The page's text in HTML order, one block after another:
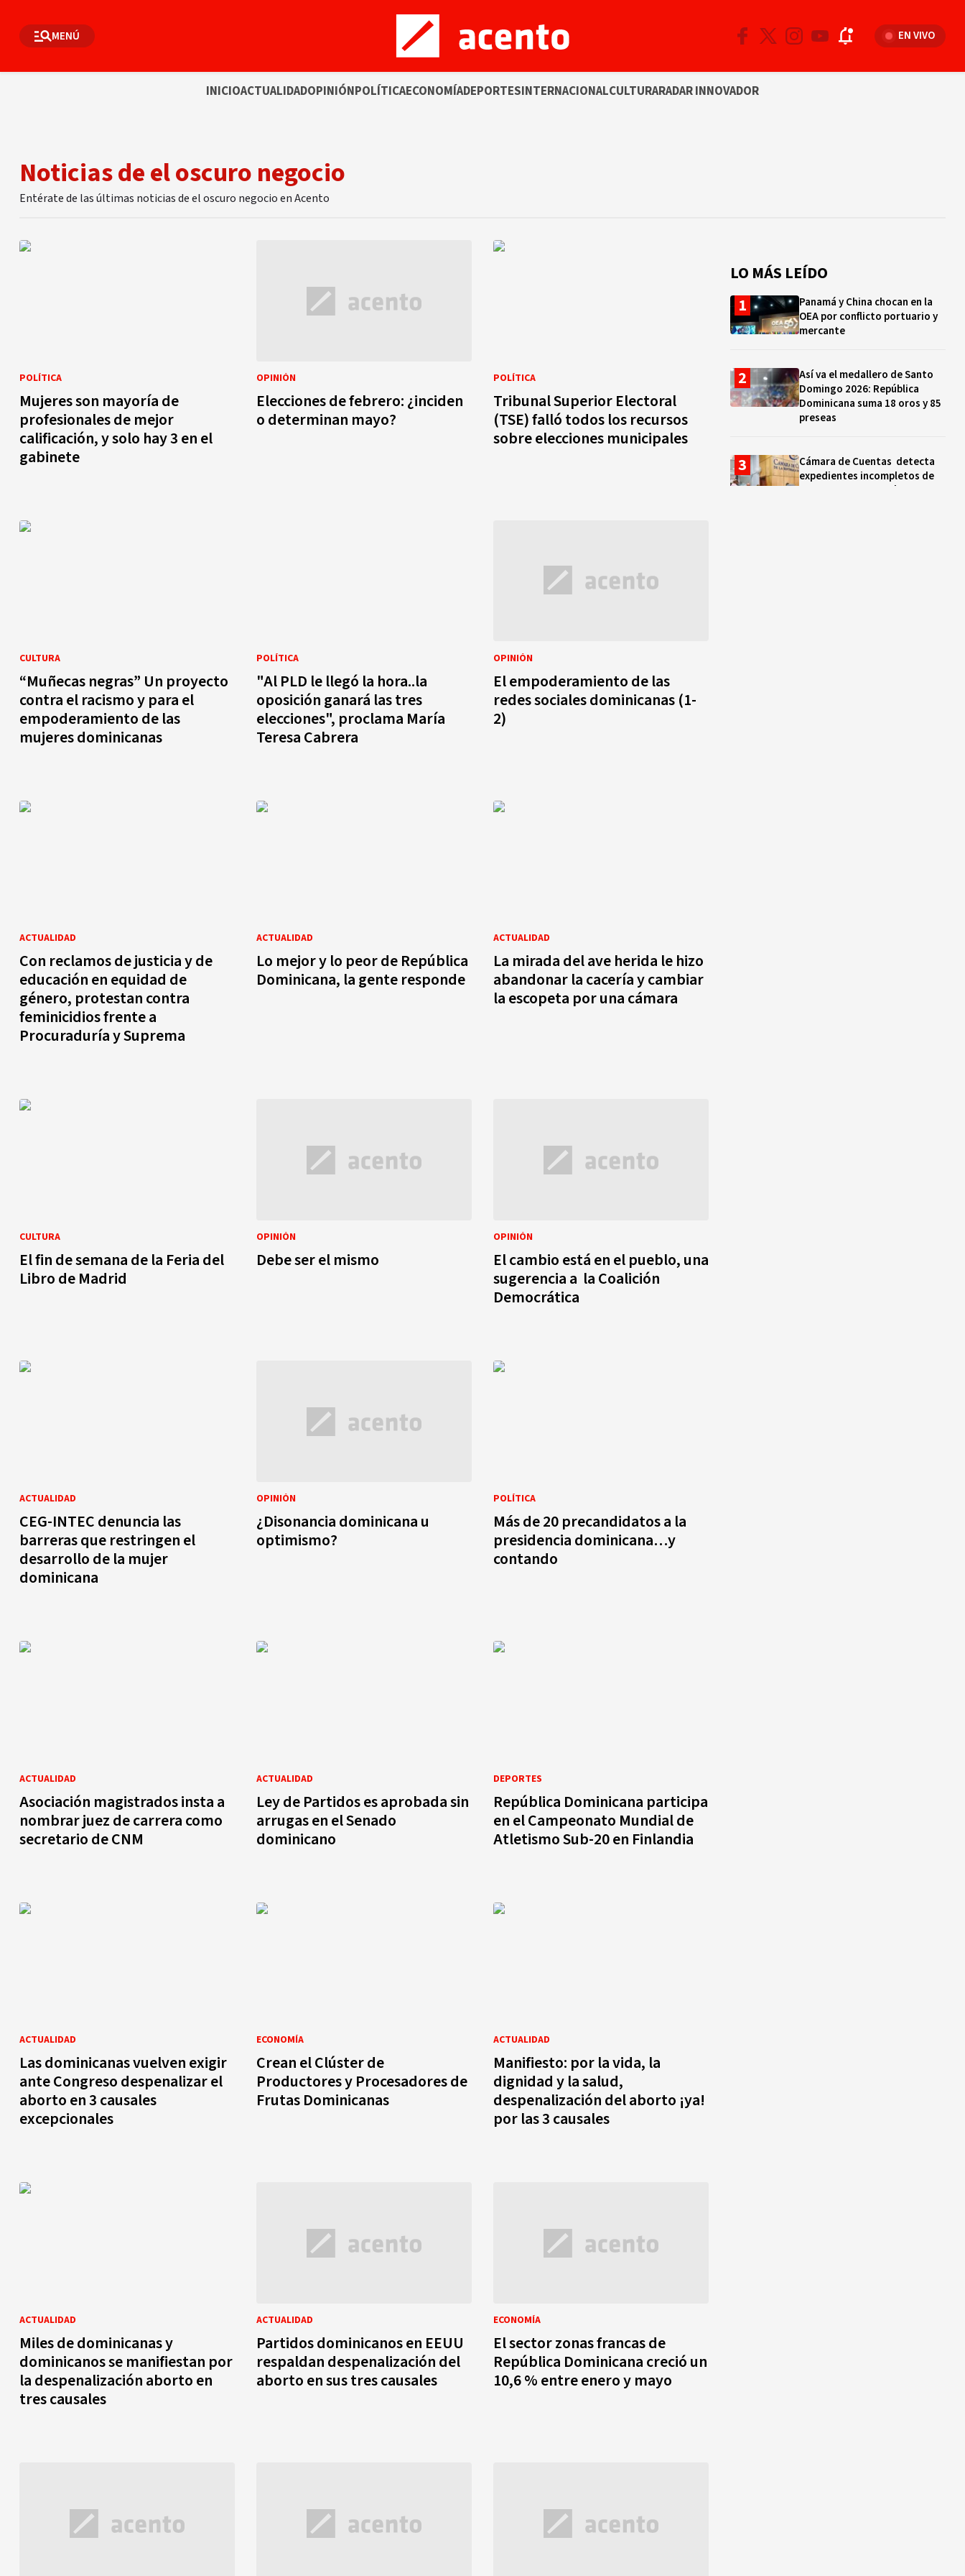
MENÚ EN VIVO
INICIOACTUALIDADOPINIÓNPOLÍTICAECONOMÍADEPORTESINTERNACIONALCULTURARADAR INNOVADOR
Noticias de el oscuro negocio
Entérate de las últimas noticias de el oscuro negocio en Acento
POLÍTICA
Mujeres son mayoría de
profesionales de mejor
calificación, y solo hay 3 en el
gabinete
OPINIÓN
Elecciones de febrero: ¿inciden
o determinan mayo?
POLÍTICA
Tribunal Superior Electoral
(TSE) falló todos los recursos
sobre elecciones municipales
CULTURA
“Muñecas negras” Un proyecto
contra el racismo y para el
empoderamiento de las
mujeres dominicanas
POLÍTICA
"Al PLD le llegó la hora..la
oposición ganará las tres
elecciones", proclama María
Teresa Cabrera
OPINIÓN
El empoderamiento de las
redes sociales dominicanas (1-
2)
ACTUALIDAD
Con reclamos de justicia y de
educación en equidad de
género, protestan contra
feminicidios frente a
Procuraduría y Suprema
ACTUALIDAD
Lo mejor y lo peor de República
Dominicana, la gente responde
ACTUALIDAD
La mirada del ave herida le hizo
abandonar la cacería y cambiar
la escopeta por una cámara
CULTURA
El fin de semana de la Feria del
Libro de Madrid
OPINIÓN
Debe ser el mismo
OPINIÓN
El cambio está en el pueblo, una
sugerencia a la Coalición
Democrática
ACTUALIDAD
CEG-INTEC denuncia las
barreras que restringen el
desarrollo de la mujer
dominicana
OPINIÓN
¿Disonancia dominicana u
optimismo?
POLÍTICA
Más de 20 precandidatos a la
presidencia dominicana…y
contando
ACTUALIDAD
Asociación magistrados insta a
nombrar juez de carrera como
secretario de CNM
ACTUALIDAD
Ley de Partidos es aprobada sin
arrugas en el Senado
dominicano
DEPORTES
República Dominicana participa
en el Campeonato Mundial de
Atletismo Sub-20 en Finlandia
ACTUALIDAD
Las dominicanas vuelven exigir
ante Congreso despenalizar el
aborto en 3 causales
excepcionales
ECONOMÍA
Crean el Clúster de
Productores y Procesadores de
Frutas Dominicanas
ACTUALIDAD
Manifiesto: por la vida, la
dignidad y la salud,
despenalización del aborto ¡ya!
por las 3 causales
ACTUALIDAD
Miles de dominicanas y
dominicanos se manifiestan por
la despenalización aborto en
tres causales
ACTUALIDAD
Partidos dominicanos en EEUU
respaldan despenalización del
aborto en sus tres causales
ECONOMÍA
El sector zonas francas de
República Dominicana creció un
10,6 % entre enero y mayo
LO MÁS LEÍDO
Panamá y China chocan en la
OEA por conflicto portuario y
mercante
Así va el medallero de Santo
Domingo 2026: República
Dominicana suma 18 oros y 85
preseas
Cámara de Cuentas detecta
expedientes incompletos de
operaciones por RD$16,600